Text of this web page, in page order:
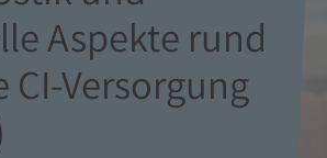
Aspekte rund
CI-Versorgung